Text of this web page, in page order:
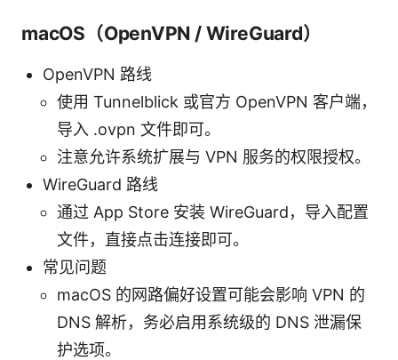
macOS（OpenVPN / WireGuard）
OpenVPN 路线
使用 Tunnelblick 或官方 OpenVPN 客户端，
导入 .ovpn 文件即可。
注意允许系统扩展与 VPN 服务的权限授权。
WireGuard 路线
通过 App Store 安装 WireGuard，导入配置
文件，直接点击连接即可。
常见问题
macOS 的网路偏好设置可能会影响 VPN 的
DNS 解析，务必启用系统级的 DNS 泄漏保
护选项。